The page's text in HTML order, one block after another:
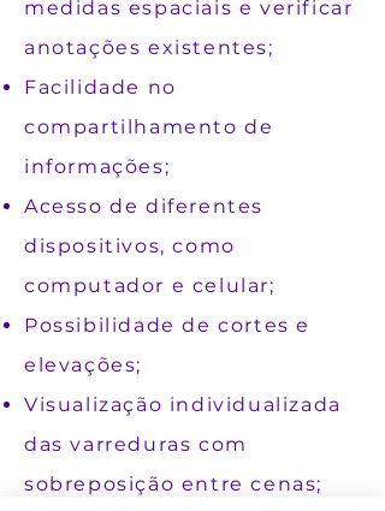
medidas espaciais e verificar
anotações existentes;
Facilidade no
compartilhamento de
informações;
Acesso de diferentes
dispositivos, como
computador e celular;
Possibilidade de cortes e
elevações;
Visualização individualizada
das varreduras com
sobreposição entre cenas;